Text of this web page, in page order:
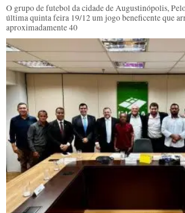
O grupo de futebol da cidade de Augustinópolis,
última quinta feira 19/12 um jogo beneficente que
aproximadamente 40